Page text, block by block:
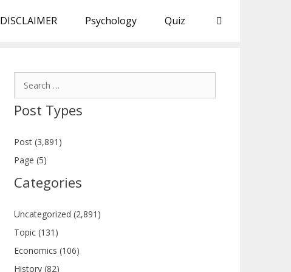
DISCLAIMER Psychology Quiz
Post Types
Post (3,891)
Page (5)
Categories
Uncategorized (2,891)
Topic (131)
Economics (106)
History (82)